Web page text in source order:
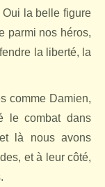
Oui la belle figure
parmi nos héros,
la liberté, la
comme Damien,
le combat dans
là nous avons
et à leur côté,